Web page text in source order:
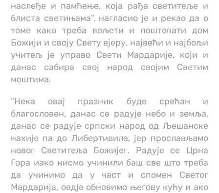
наслеђе и памћење, која рађа светитеље и
блиста светињама”, нагласио је и рекао да о
томе како треба вољети и поштовати дом
Божији и своју Свету вјеру, највећи и најбољи
учитељ је управо Свети Мардарије, који и
данас сабира свој народ својим Светим
моштима.
”Нека овај празник буде срећан и
благословен, данас се радује небо и земља,
данас се радује српски народ од Љешанске
нахије па до Либертивила, јер прослављамо
новог Светитеља Божијег. Радује се Црна
Гора иако нисмо учинили баш све што треба
да учинимо да у част и спомен Светог
Мардарија, овдје обновимо његову кућу и ако